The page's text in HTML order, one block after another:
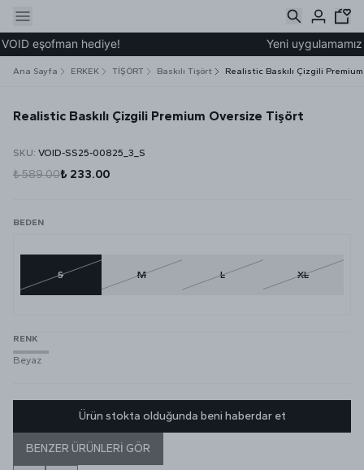
eşofman hediye! Yeni
Ana Sayfa ERKEK TİŞÖRT Baskılı Tişört Realistic Baskılı Çizgili
Realistic Baskılı Çizgili Premium Oversize Tişört
SKU: VOID-SS25-00825_3_S
₺ 589.00₺ 233.00
BEDEN
S M L XL
RENK
Beyaz
Ürün stokta olduğunda beni haberdar et
BENZER ÜRÜNLERİ GÖR